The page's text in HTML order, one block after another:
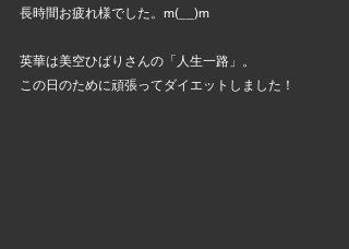
長時間お疲れ様でした。m(__)m
英華は美空ひばりさんの「人生一路」。
この日のために頑張ってダイエットしました！